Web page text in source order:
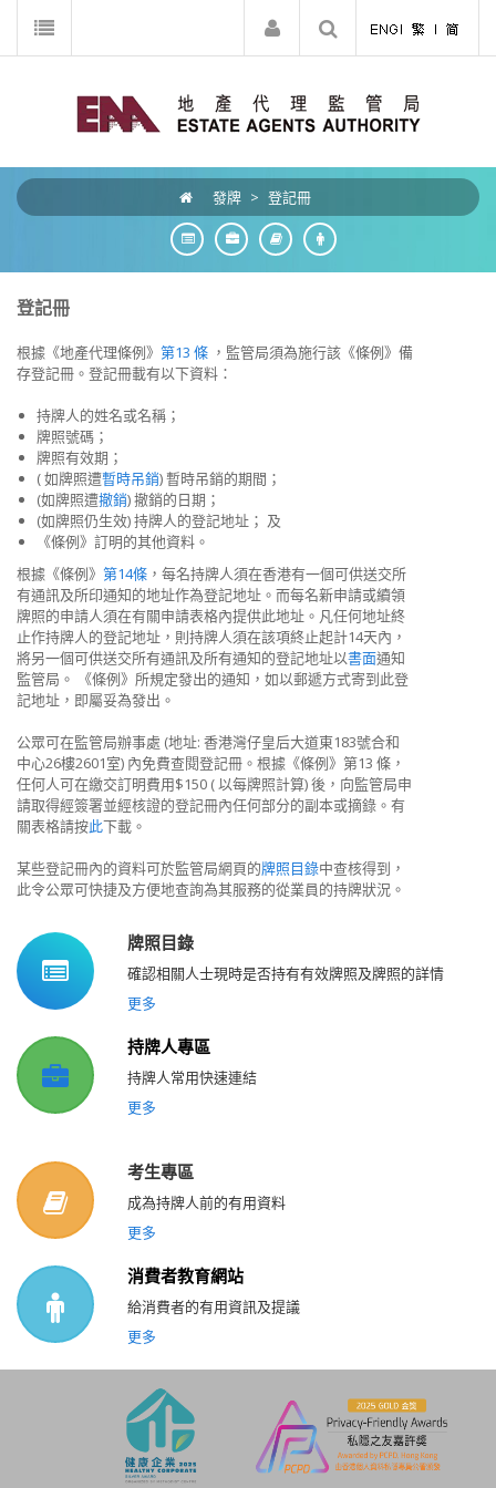
發牌 > 登記冊
登記冊
根據《地產代理條例》 第13 條 ，監管局須為施行該《條例》備
存登記冊。登記冊載有以下資料：
持牌人的姓名或名稱；
牌照號碼；
牌照有效期；
( 如牌照遭暫時吊銷) 暫時吊銷的期間；
(如牌照遭撤銷) 撤銷的日期；
(如牌照仍生效) 持牌人的登記地址； 及
《條例》訂明的其他資料。
根據《條例》 第14條 ，每名持牌人須在香港有一個可供送交所
有通訊及所印通知的地址作為登記地址。而每名新申請或續領
牌照的申請人須在有關申請表格內提供此地址。凡任何地址終
止作持牌人的登記地址，則持牌人須在該項終止起計14天內，
將另一個可供送交所有通訊及所有通知的登記地址以書面通知
監管局。 《條例》所規定發出的通知，如以郵遞方式寄到此登
記地址，即屬妥為發出。
公眾可在監管局辦事處 (地址: 香港灣仔皇后大道東183號合和
中心26樓2601室) 內免費查閱登記冊。根據《條例》第13 條，
任何人可在繳交訂明費用$150 ( 以每牌照計算) 後，向監管局申
請取得經簽署並經核證的登記冊內任何部分的副本或摘錄。有
關表格請按此下載。
某些登記冊內的資料可於監管局網頁的牌照目錄中查核得到，
此令公眾可快捷及方便地查詢為其服務的從業員的持牌狀況。
牌照目錄
確認相關人士現時是否持有有效牌照及牌照的詳情
更多
持牌人專區
持牌人常用快速連結
更多
考生專區
成為持牌人前的有用資料
更多
消費者教育網站
給消費者的有用資訊及提議
更多